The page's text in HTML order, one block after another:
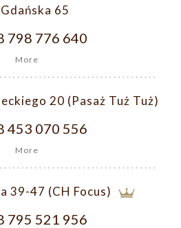
65
798 776 640
More
20 (Pasaż Tuż Tuż)
453 070 556
More
39-47 (CH Focus)
795 521 956